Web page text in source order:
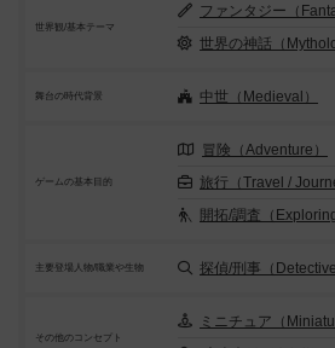
世界観/基本テーマ
ファンタジー（
世界の神話（
舞台の時代背景 中世（Medieval）
ゲームの基本目的
冒険（Adventure）
旅行（Travel /
開拓/調査（Exploring
主要登場人物/職業や生物 探偵/刑事（Detective
その他のコンセプト
ミニチュア（